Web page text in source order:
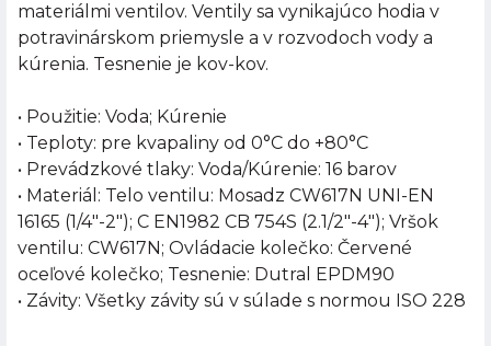
materiálmi ventilov. Ventily sa vynikajúco hodia v
potravinárskom priemysle a v rozvodoch vody a
kúrenia. Tesnenie je kov-kov.
• Použitie: Voda; Kúrenie
• Teploty: pre kvapaliny od 0°C do +80°C
• Prevádzkové tlaky: Voda/Kúrenie: 16 barov
• Materiál: Telo ventilu: Mosadz CW617N UNI-EN
16165 (1/4"-2"); C EN1982 CB 754S (2.1/2"-4"); Vršok
ventilu: CW617N; Ovládacie kolečko: Červené
oceľové kolečko; Tesnenie: Dutral EPDM90
• Závity: Všetky závity sú v súlade s normou ISO 228